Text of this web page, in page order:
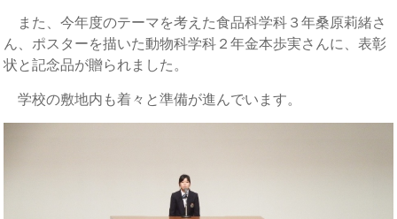
また、今年度のテーマを考えた食品科学科３年桑原莉緒さ
ん、ポスターを描いた動物科学科２年金本歩実さんに、表彰
状と記念品が贈られました。
学校の敷地内も着々と準備が進んでいます。